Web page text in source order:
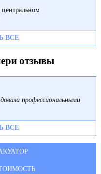
центральном
ВСЕ
отзывы
профессиональными
ВСЕ